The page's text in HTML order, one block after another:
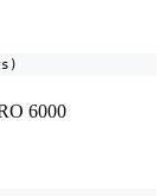
6000